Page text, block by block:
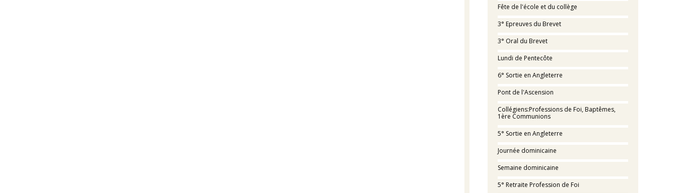
Fête de l'école et du collège
3° Epreuves du Brevet
3° Oral du Brevet
Lundi de Pentecôte
6° Sortie en Angleterre
Pont de l'Ascension
Collégiens:Professions de Foi, Baptêmes,
1ère Communions
5° Sortie en Angleterre
Journée dominicaine
Semaine dominicaine
5° Retraite Profession de Foi